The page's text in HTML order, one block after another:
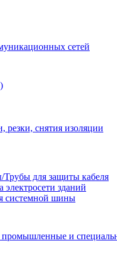
сетей
резки, снятия изоляции
для защиты кабеля
зданий
системной шины
промышленные и